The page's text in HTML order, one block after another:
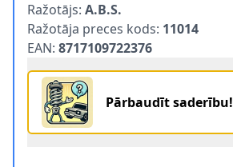
Ražotājs: A.B.S.
Ražotāja preces kods: 11014
EAN: 8717109722376
Pārbaudīt saderību!